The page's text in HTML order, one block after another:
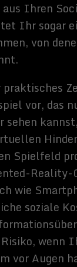
beträchtliche
zu sparen:
könnten
entfernte Freunde
Stell Dir vor, Du
des
mit einem engen
Seite der Welt
warum nicht
Berge fliegen, die
nachvollziehen
des Mars
wie fahrerlose
alles, was Du
und direkt zu Dir